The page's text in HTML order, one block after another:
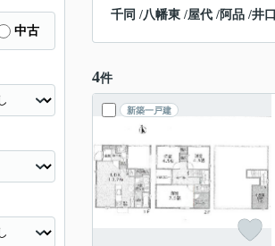
千同 /八幡東 /屋代 /阿品 /井口
4件
新築一戸建
中古